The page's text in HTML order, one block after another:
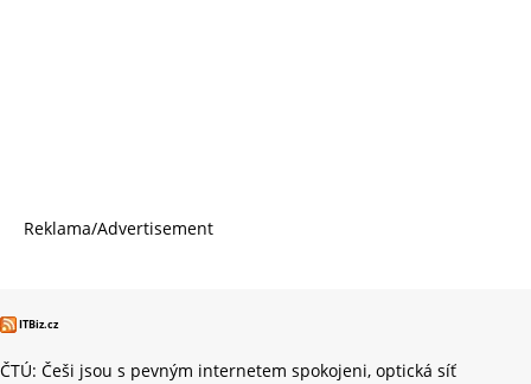
Reklama/Advertisement
ITBiz.cz
ČTÚ: Češi jsou s pevným internetem spokojeni, optická síť